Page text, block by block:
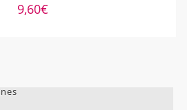
9,60€